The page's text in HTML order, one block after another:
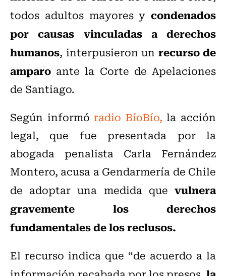
todos adultos mayores y condenados
por causas vinculadas a derechos
humanos, interpusieron un recurso de
amparo ante la Corte de Apelaciones
de Santiago.
Según informóradio BíoBío, la acción
legal, que fue presentada por la
abogada penalista Carla Fernández
Montero, acusa a Gendarmería de Chile
de adoptar una medida que vulnera
gravemente los derechos
fundamentales de los reclusos.
El recurso indica que “de acuerdo a la